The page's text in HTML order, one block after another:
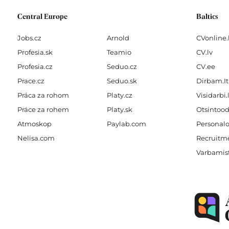
Central Europe
Jobs.cz
Profesia.sk
Profesia.cz
Prace.cz
Práca za rohom
Práce za rohem
Atmoskop
Nelisa.com
Arnold
Teamio
Seduo.cz
Seduo.sk
Platy.cz
Platy.sk
Paylab.com
Baltics
CV.lv
CV.ee
Dirbam.It